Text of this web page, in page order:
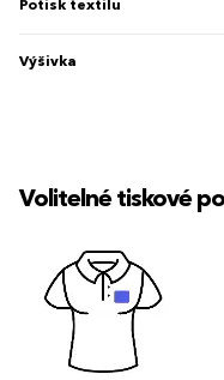
Potisk textilu
Výšivka
Volitelné tiskové